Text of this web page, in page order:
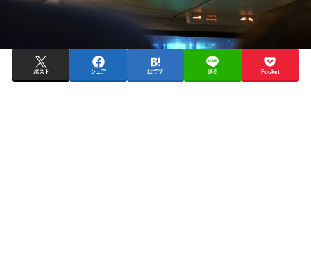
ポスト シェア はてブ 送る Pocket